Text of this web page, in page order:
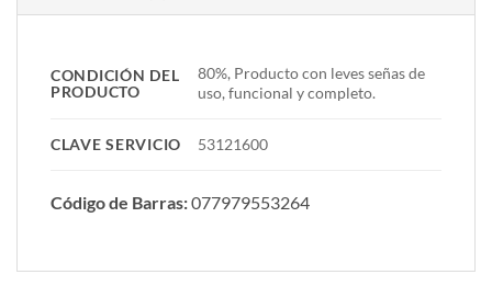
CONDICIÓN DEL
PRODUCTO
80%, Producto con leves señas de
uso, funcional y completo.
CLAVE SERVICIO 53121600
Código de Barras:077979553264